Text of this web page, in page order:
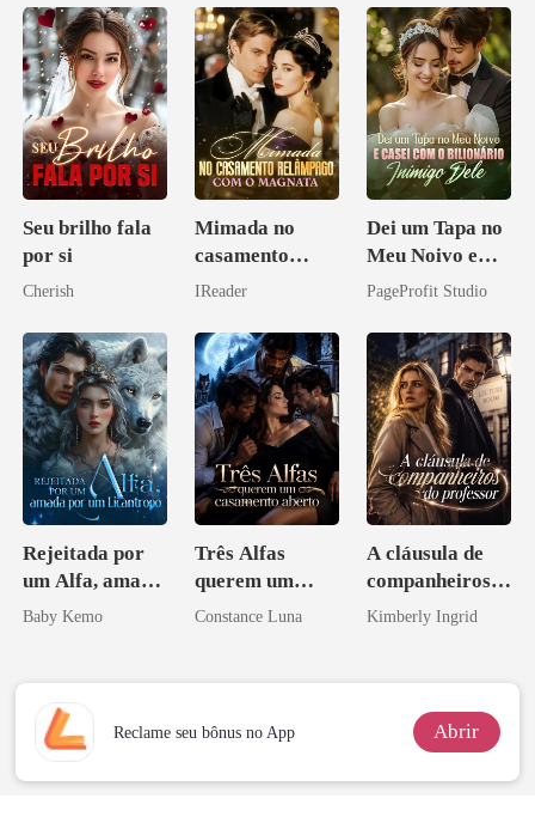
Seu brilho fala
por si
Cherish
Mimada no
casamento
relâmpago com
IReader
Dei um Tapa no
Meu Noivo e
Casei com o
Inimigo Dele
PageProfit Studio
Rejeitada por
um Alfa, amada
por um
Baby Kemo
Três Alfas
querem um
casamento
Constance Luna
A cláusula de
companheiros
do professor
Kimberly Ingrid
Reclame seu bônus no App Abrir